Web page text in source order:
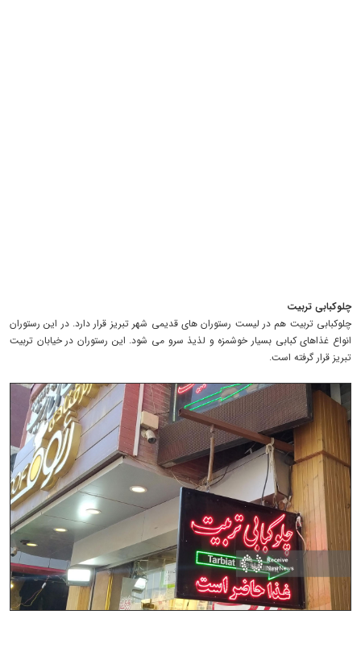
چلوکبابی تربیت
چلوکبابی تربیت هم در لیست رستوران های قدیمی شهر تبریز قرار دارد. در این رستوران
انواع غذاهای کبابی بسیار خوشمزه و لذیذ سرو می شود. این رستوران در خیابان تربیت
تبریز قرار گرفته است.